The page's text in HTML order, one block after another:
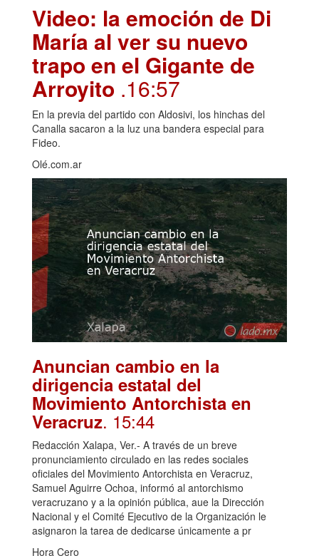
Video: la emoción de Di
María al ver su nuevo
trapo en el Gigante de
Arroyito .16:57
En la previa del partido con Aldosivi, los hinchas del
Canalla sacaron a la luz una bandera especial para
Fideo.
Olé.com.ar
Anuncian cambio en la
dirigencia estatal del
Movimiento Antorchista en
Veracruz. 15:44
Redacción Xalapa, Ver.- A través de un breve
pronunciamiento circulado en las redes sociales
oficiales del Movimiento Antorchista en Veracruz,
Samuel Aguirre Ochoa, informó al antorchismo
veracruzano y a la opinión pública, aue la Dirección
Nacional y el Comité Ejecutivo de la Organización le
asignaron la tarea de dedicarse únicamente a pr
Hora Cero